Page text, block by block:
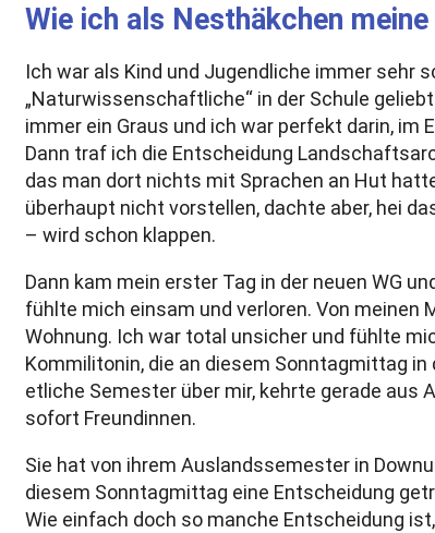
Wie ich als Nesthäkchen
Ich war als Kind und Jugendliche immer sehr
„Naturwissenschaftliche“ in der Schule
immer ein Graus und ich war perfekt darin, im
Dann traf ich die Entscheidung
das man dort nichts mit Sprachen an Hut
überhaupt nicht vorstellen, dachte aber, hei
– wird schon klappen.
Dann kam mein erster Tag in der neuen WG
fühlte mich einsam und verloren. Von meinen
Wohnung. Ich war total unsicher und fühlte
Kommilitonin, die an diesem Sonntagmittag in
etliche Semester über mir, kehrte gerade aus
sofort Freundinnen.
Sie hat von ihrem Auslandssemester in
diesem Sonntagmittag eine Entscheidung
Wie einfach doch so manche Entscheidung